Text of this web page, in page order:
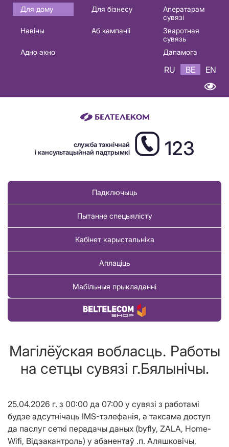
Основная
навигация
Для дому Для бізнесу
Аператарам
сувязі
Навіны
Аб кампаніі
Зваротная
сувязь
Адно акно
Дапамога
RU BE EN
служба тэхнічнай
і кансультацыйнай падтрымкі
123
Падключыць
Пытанне спецыялісту
Кабінет карыстальніка
Аплаціць
Мабільныя прыкладанні
Купіць тавар
Магілёўская вобласць. Работы
на сетцы сувязі г.Бялынiчы.
25.04.2026 г. з 00:00 да 07:00 у сувязі з работамі
будзе адсутнічаць IMS-тэлефанія, а таксама доступ
да паслуг сеткі перадачы даных (byfly, ZALA, Home-
Wifi, Відэакантроль) у абанентаў .п. Аляшковічы,